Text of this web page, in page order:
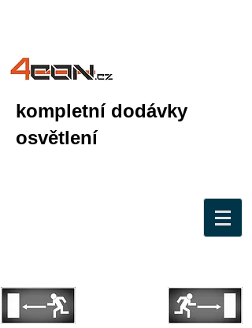
kompletní dodávky
osvětlení
školy